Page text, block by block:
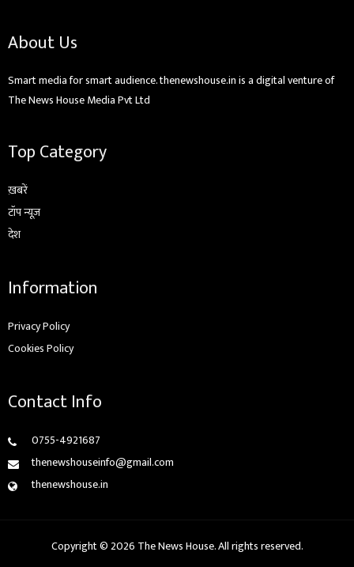
About Us
Smart media for smart audience. thenewshouse.in is a digital venture of
The News House Media Pvt Ltd
Top Category
ख़बरें
टॉप न्यूज़
देश
Information
Privacy Policy
Cookies Policy
Contact Info
0755-4921687
thenewshouseinfo@gmail.com
thenewshouse.in
Copyright © 2026 The News House. All rights reserved.